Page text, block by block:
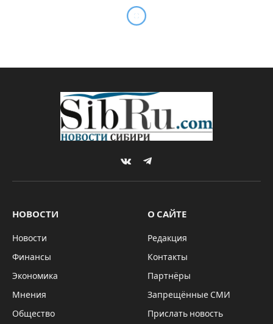
VKontakteTelegram
НОВОСТИ
Новости
Финансы
Экономика
Мнения
Общество
О САЙТЕ
Редакция
Контакты
Партнёры
Запрещённые СМИ
Прислать новость